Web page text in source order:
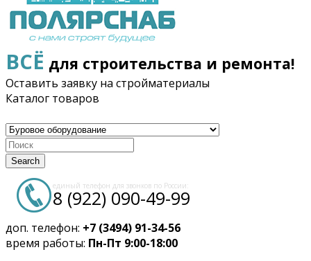
ВСЁ для строительства и ремонта!
Оставить заявку на стройматериалы
Каталог товаров
Search
единый телефон для звонков по России:
8 (922) 090-49-99
доп. телефон: +7 (3494) 91-34-56
время работы: Пн-Пт 9:00-18:00